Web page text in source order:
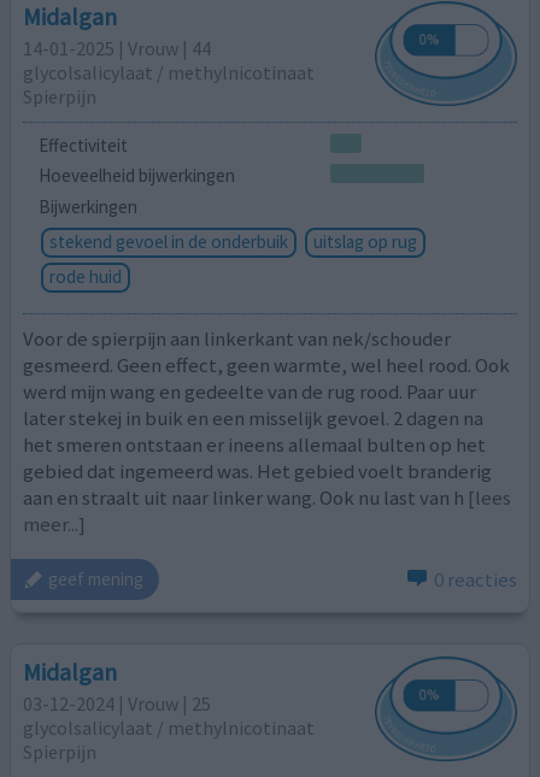
Midalgan
14-01-2025 | Vrouw | 44
glycolsalicylaat / methylnicotinaat
Spierpijn
Effectiviteit
Hoeveelheid bijwerkingen
Bijwerkingen
stekend gevoel in de onderbuik
uitslag op rug
rode huid
Voor de spierpijn aan linkerkant van nek/schouder
gesmeerd. Geen effect, geen warmte, wel heel rood. Ook
werd mijn wang en gedeelte van de rug rood. Paar uur
later stekej in buik en een misselijk gevoel. 2 dagen na
het smeren ontstaan er ineens allemaal bulten op het
gebied dat ingemeerd was. Het gebied voelt branderig
aan en straalt uit naar linker wang. Ook nu last van h [lees
meer...]
geef mening 0 reacties
Midalgan
03-12-2024 | Vrouw | 25
glycolsalicylaat / methylnicotinaat
Spierpijn